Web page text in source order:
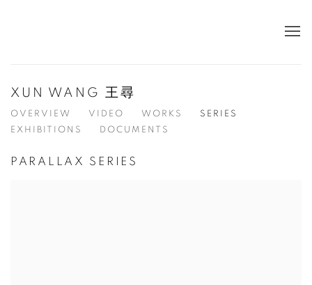
XUN WANG 王尋
OVERVIEW VIDEO WORKS
SERIES
EXHIBITIONS
DOCUMENTS
PARALLAX SERIES